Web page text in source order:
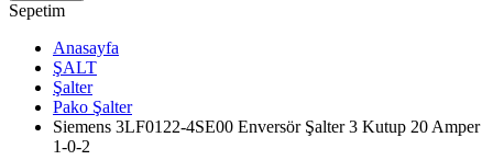
Sepetim
Anasayfa
ŞALT
Şalter
Pako Şalter
Siemens 3LF0122-4SE00 Enversör Şalter 3 Kutup 20 Amper
1-0-2